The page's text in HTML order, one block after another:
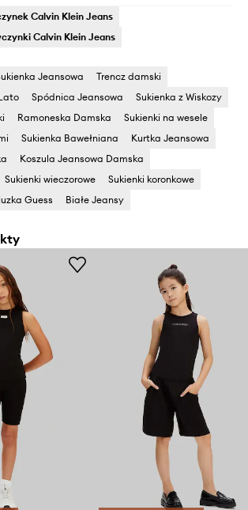
Calvin Klein Jeans
Calvin Klein Jeans
Jeansowa
Trencz damski
Spódnica Jeansowa
Sukienka z Wiskozy
Ramoneska Damska
Sukienki na wesele
Sukienka Bawełniana
Kurtka Jeansowa
Koszula Jeansowa Damska
Sukienki wieczorowe
Sukienki koronkowe
Guess Białe Jeansy